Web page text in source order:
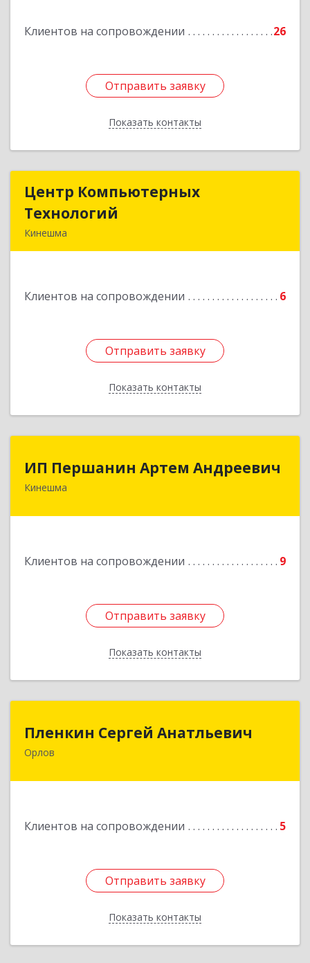
Клиентов на сопровождении 26
Отправить заявку
Показать контакты
Отправить заявку
Назад
Центр Компьютерных
Технологий
Кинешма
Клиентов на сопровождении 6
Отправить заявку
Показать контакты
Центр Компьютерных
Подробнее
Отправить заявку
Назад
ИП Першанин Артем Андреевич
Кинешма
Клиентов на сопровождении 9
Отправить заявку
Показать контакты
Отправить заявку
Назад
Пленкин Сергей Анатльевич
Орлов
Клиентов на сопровождении 5
Отправить заявку
Показать контакты
Пленкин Сергей Анатльевич
Отправить заявку
Назад